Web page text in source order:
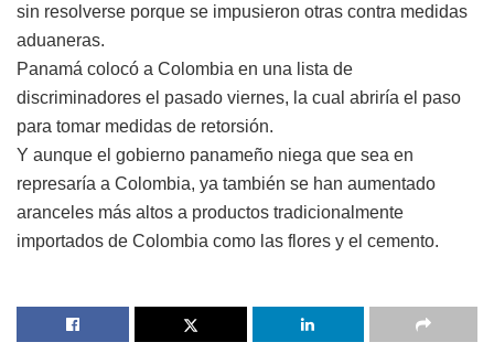
sin resolverse porque se impusieron otras contra medidas
aduaneras.
Panamá colocó a Colombia en una lista de
discriminadores el pasado viernes, la cual abriría el paso
para tomar medidas de retorsión.
Y aunque el gobierno panameño niega que sea en
represaría a Colombia, ya también se han aumentado
aranceles más altos a productos tradicionalmente
importados de Colombia como las flores y el cemento.